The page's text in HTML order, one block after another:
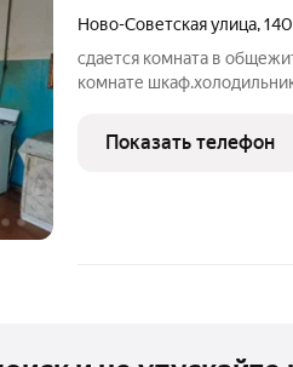
Ново-Советская улица,140
сдается комната в
комнате
Показать телефон